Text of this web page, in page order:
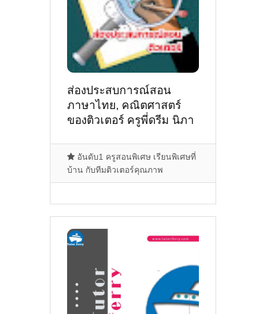
ส่องประสบการณ์สอน
ภาษาไทย, คณิตศาสตร์
ของติวเตอร์ ครูพี่ดรีม นิภา
กนกวิลล์1 ท่ารั้ว
ดอยสะเก็ด
อันดับ1 ครูสอนพิเศษ เรียนพิเศษที่
บ้าน กับทีมติวเตอร์คุณภาพ